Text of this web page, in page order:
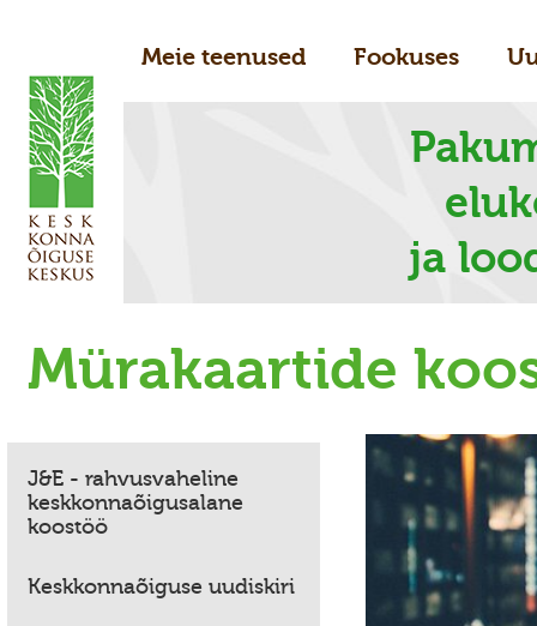
Meie teenused Fookuses
ja
Mürakaartide
J&E - rahvusvaheline
keskkonnaõigusalane
koostöö
Keskkonnaõiguse uudiskiri